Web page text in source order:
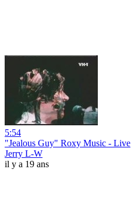
5:54
"Jealous Guy" Roxy Music - Live
Jerry L-W
il y a 19 ans